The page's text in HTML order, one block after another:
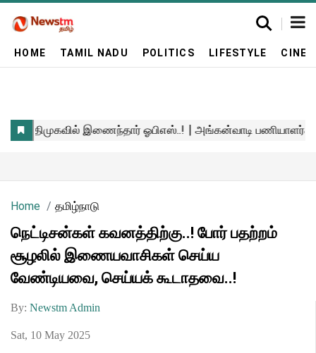
HOME TAMIL NADU POLITICS LIFESTYLE
Home தமிழ்நாடு
நெட்டிசன்கள் கவனத்திற்கு..! போர் பதற்றம்
சூழலில் இணையவாசிகள் செய்ய
வேண்டியவை, செய்யக் கூடாதவை..!
By: Newstm Admin
Sat, 10 May 2025